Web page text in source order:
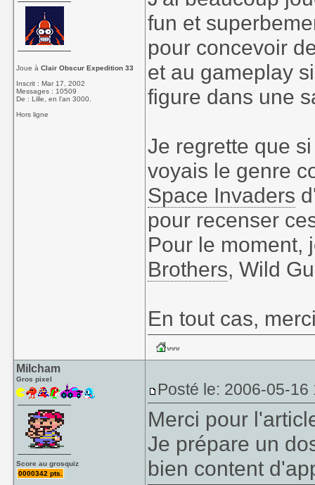
Joue àClair Obscur Expedition 33
Inscrit : Mar 17, 2002
Messages : 10509
De : Lille, en l'an 3000.
Hors ligne
fun et
pour concevoir
et au gameplay
figure dans une
Je regrette que
voyais le genre
Space Invaders
pour recenser
Pour le moment,
Brothers, Wild
En tout cas,
Milcham
Gros pixel
Score au grosquiz
0000342 pts.
Posté le: 2006-05-16
Merci pour
Je prépare un
bien content